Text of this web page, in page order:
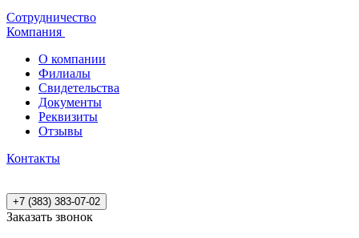
Сотрудничество
Компания
О компании
Филиалы
Свидетельства
Документы
Реквизиты
Отзывы
Контакты
+7 (383) 383-07-02
Заказать звонок